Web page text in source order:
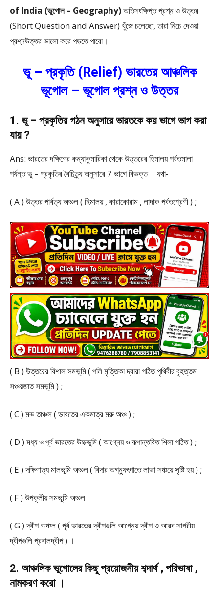
of India (ভূগোল – Geography)অতিসংক্ষিপ্ত প্রশ্ন ও উত্তর
(Short Question and Answer) খুঁজে চলেছো, তারা নিচে দেওয়া
প্রশ্নউত্তর ভালো করে পড়তে পারো।
ভূ – প্রকৃতি (Relief) ভারতের আঞ্চলিক
ভূগোল – ভূগোল প্রশ্ন ও উত্তর
1. ভূ – প্রকৃতির গঠন অনুসারে ভারতকে কয় ভাগে ভাগ করা
যায় ?
Ans: ভারতের দক্ষিণের কন্যাকুমারিকা থেকে উত্তরের হিমালয় পর্বতমালা
পর্যন্ত ভূ – প্রকৃতির বৈচিত্র্য অনুসারে 7 ভাগে বিভক্ত । যথা-
( A ) উত্তর পার্বত্য অঞ্চল ( হিমালয় , কারাকোরাম , লাদাক পর্বতশ্রেণী ) ;
( B ) উত্তরের বিশাল সমভূমি ( পলি মৃত্তিকা দ্বারা গঠিত পৃথিবীর বৃহত্তম
সঞ্চয়জাত সমভূমি ) ;
( C ) মৰু তাঞ্চল ( ভারতের একমাত্র মরু অঞ্চ ) ;
( D ) মধ্য ও পূর্ব ভারতের উচ্চভূমি ( আগ্নেয় ও রূপান্তরিত শিলা গঠিত ) ;
( E ) দক্ষিণাত্য মালভূমি অঞ্চল ( বিদার অগ্ন্যুৎপাতে লাভা সঞ্চয়ে সৃষ্টি হয় ) ;
( F ) উপকূলীয় সমভূমি অঞ্চল
( G ) দ্বীপ অঞ্চল ( পূর্ব ভারতের দ্বীপগুলি আগ্নেয় দ্বীপ ও আরব সাগরীয়
দ্বীপগুলি প্রবালদ্বীপ ) ।
2. আঞ্চলিক ভূগোলের কিছু প্রয়োজনীয় শব্দার্থ , পরিভাষা ,
নামকরণ করো ।